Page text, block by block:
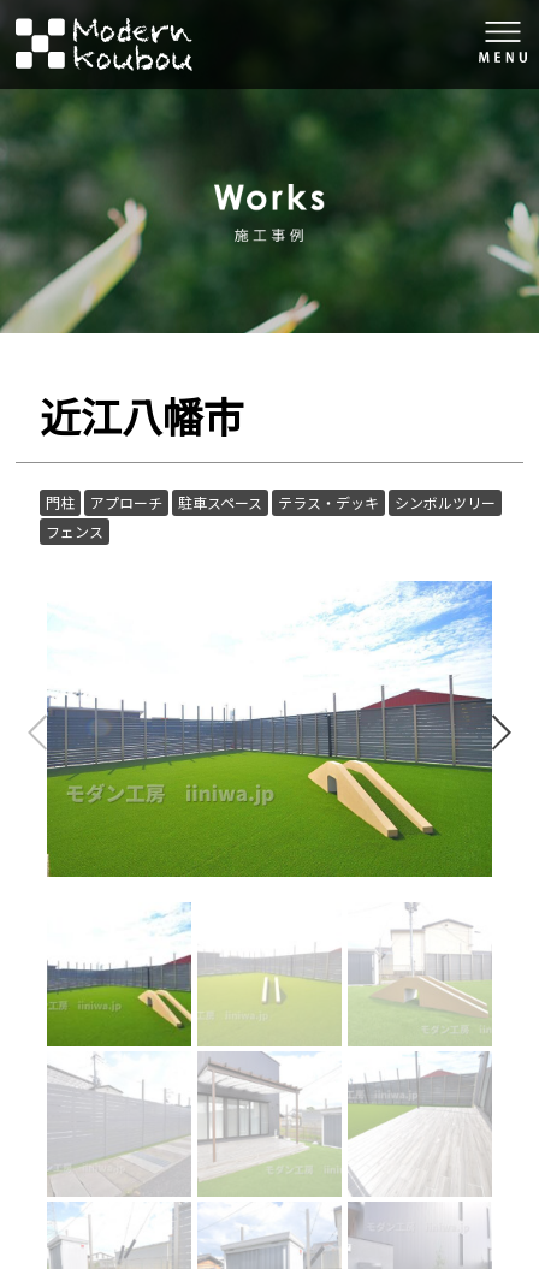
株式会社モダン工房
施工事例
近江八幡市
門柱 アプローチ 駐車スペース テラス・デッキ
シンボルツリー
フェンス